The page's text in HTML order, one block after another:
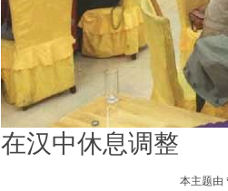
在汉中休息调整
本主题由